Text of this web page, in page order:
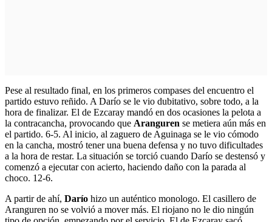
Pese al resultado final, en los primeros compases del encuentro el
partido estuvo reñido. A Darío se le vio dubitativo, sobre todo, a la
hora de finalizar. El de Ezcaray mandó en dos ocasiones la pelota a
la contracancha, provocando que Aranguren se metiera aún más en
el partido. 6-5. Al inicio, al zaguero de Aguinaga se le vio cómodo
en la cancha, mostró tener una buena defensa y no tuvo dificultades
a la hora de restar. La situación se torció cuando Darío se destensó y
comenzó a ejecutar con acierto, haciendo daño con la parada al
choco. 12-6.
A partir de ahí, Darío hizo un auténtico monologo. El casillero de
Aranguren no se volvió a mover más. El riojano no le dio ningún